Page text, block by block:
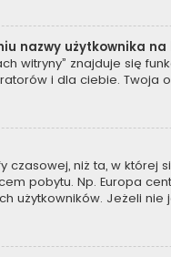
nazwy użytkownika
witryny” znajduje się
i dla ciebie. Twoja
czasowej, niż ta, w
pobytu. Np. Europa
użytkowników. Jeżeli